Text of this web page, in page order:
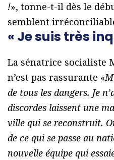
!», tonne-t-il dès le
semblent
« Je suis très
La sénatrice socialiste
n’est pas rassurante «
de tous les dangers. Je
discordes laissent une
ville qui se reconstruit.
de ce qui se passe au
nouvelle équipe qui